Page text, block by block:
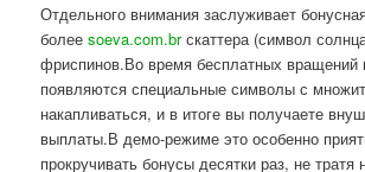
Отдельного внимания заслуживает
болееsoeva.com.brскаттера (символ
фриспинов.Во время бесплатных вращений
появляются специальные символы с
накапливаться, и в итоге вы получаете
выплаты.В демо-режиме это особенно
прокручивать бонусы десятки раз, не тратя